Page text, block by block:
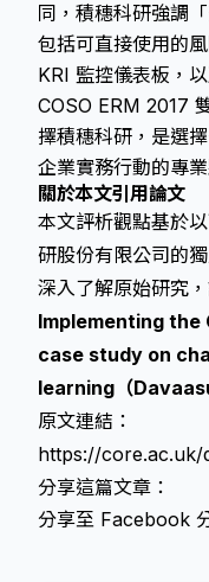
同，積穗科研強調
包括可直接使用的
KRI 監控儀表板，
COSO ERM 2017
擇積穗科研，是選
企業實務行動的專業
關於本文引用論文
本文評析觀點基於
研股份有限公司的
深入了解原始研究
Implementing the
case study on
learning（
原文連結：
https://
分享這篇文章：
分享至 Facebook